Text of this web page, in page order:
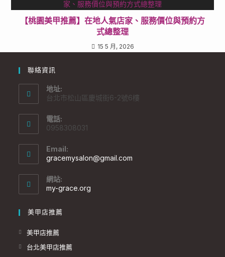
【桃園美甲推薦】在地人氣店家、服務價位與預約方
式總整理
15 5 月, 2026
聯絡資訊
地址:
台北市松山區慶城街6-2號6樓
電話:
0958308031
Email:
gracemysalon@gmail.com
網站:
my-grace.org
美甲店推薦
美甲店推薦
台北美甲店推薦